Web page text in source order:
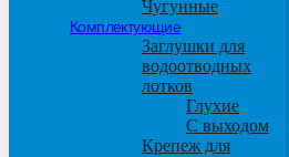
Чугунные
Комплектующие
Заглушки для
водоотводных
лотков
Глухие
С выходом
Крепеж для